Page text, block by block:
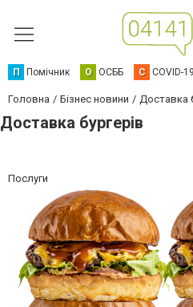
П Помічник О ОСББ C COVID-
Головна Бізнес новини Доставка
Доставка бургерів
Послуги